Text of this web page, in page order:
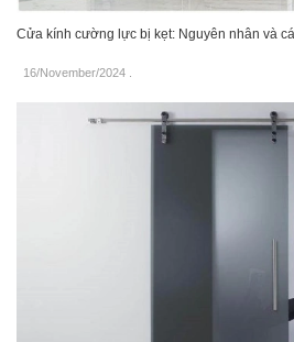
Cửa kính cường lực bị kẹt: Nguyên nhân và
16/November/2024